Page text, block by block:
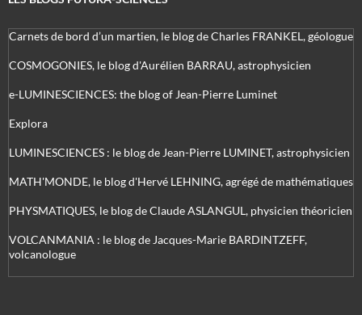
Carnets de bord d’un martien, le blog de Charles FRANKEL, géologue
COSMOGONIES, le blog d'Aurélien BARRAU, astrophysicien
e-LUMINESCIENCES: the blog of Jean-Pierre Luminet
Explora
LUMINESCIENCES : le blog de Jean-Pierre LUMINET, astrophysicien
MATH'MONDE, le blog d'Hervé LEHNING, agrégé de mathématiques
PHYSMATIQUES, le blog de Claude ASLANGUL, physicien théoricien
VOLCANMANIA : le blog de Jacques-Marie BARDINTZEFF,
volcanologue